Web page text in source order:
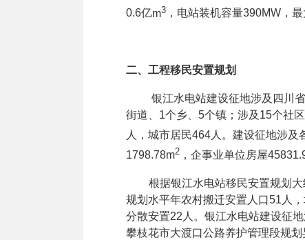
0.6亿m3 ，电站装机容量390MW ，
二、工程移民安置规划
银江水电站建设征地涉及四川
街道、 1个乡、 5个镇；涉及 15个社
人，城市居民464 人。建设征地涉及
1798.78m2 ，企事业单位房屋
根据银江水电站移民安置规划
规划水平年农村搬迁安置人口51 人
分散安置22 人。银江水电站建设征地
攀枝花市大渡口公路养护管理段规